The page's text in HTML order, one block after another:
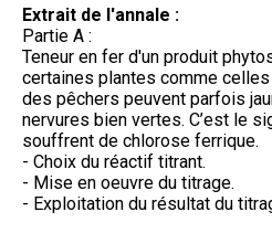
Extrait de l'annale :
Partie A :
Teneur en fer d'un produit
certaines plantes comme
des pêchers peuvent parfois
nervures bien vertes. C’est le
souffrent de chlorose ferrique.
- Choix du réactif titrant.
- Mise en oeuvre du titrage.
- Exploitation du résultat du